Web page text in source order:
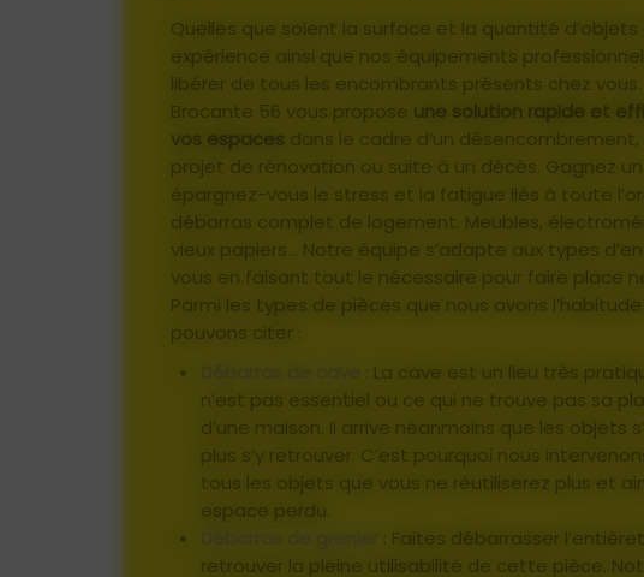
Quelles que soient la surface et la quantité
expérience ainsi que nos équipements
libérer de tous les encombrants présents chez vous.
Brocante 56 vous propose une solution rapide et
vos espaces dans le cadre d’un désencombrement,
projet de rénovation ou suite à un décès. Gagnez
épargnez-vous le stress et la fatigue liés à toute
débarras complet de logement. Meubles,
vieux papiers… Notre équipe s’adapte aux types
vous en faisant tout le nécessaire pour faire place
Parmi les types de pièces que nous avons
pouvons citer :
: La cave est un lieu très
n’est pas essentiel ou ce qui ne trouve pas sa
d’une maison. Il arrive néanmoins que les objets
plus s’y retrouver. C’est pourquoi nous
tous les objets que vous ne réutiliserez plus et
espace perdu.
: Faites débarrasser
retrouver la pleine utilisabilité de cette pièce.